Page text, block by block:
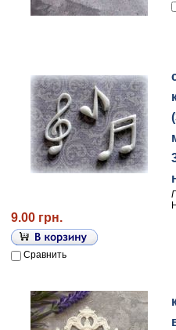
9.00 грн.
Сравнить